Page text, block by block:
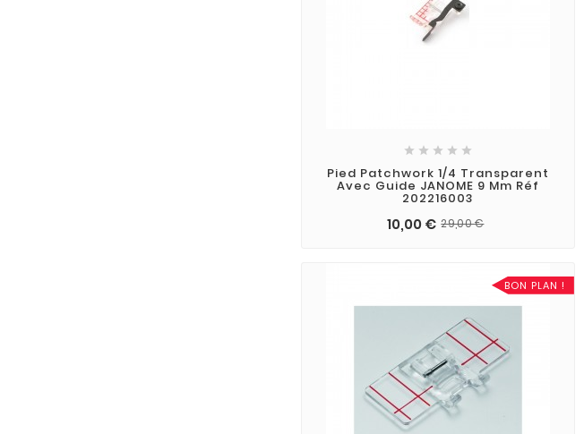
    
Pied Patchwork 1/4 Transparent
Avec Guide JANOME 9 Mm Réf
202216003
10,00 € 29,00 €
BON PLAN !